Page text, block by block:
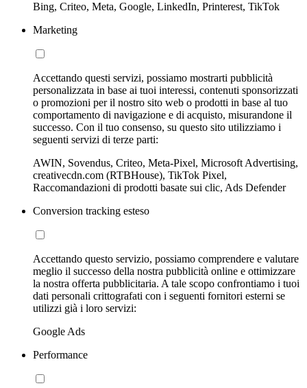
Bing, Criteo, Meta, Google, LinkedIn, Printerest, TikTok
Marketing
Accettando questi servizi, possiamo mostrarti pubblicità
personalizzata in base ai tuoi interessi, contenuti sponsorizzati
o promozioni per il nostro sito web o prodotti in base al tuo
comportamento di navigazione e di acquisto, misurandone il
successo. Con il tuo consenso, su questo sito utilizziamo i
seguenti servizi di terze parti:
AWIN, Sovendus, Criteo, Meta-Pixel, Microsoft Advertising,
creativecdn.com (RTBHouse), TikTok Pixel,
Raccomandazioni di prodotti basate sui clic, Ads Defender
Conversion tracking esteso
Accettando questo servizio, possiamo comprendere e valutare
meglio il successo della nostra pubblicità online e ottimizzare
la nostra offerta pubblicitaria. A tale scopo confrontiamo i tuoi
dati personali crittografati con i seguenti fornitori esterni se
utilizzi già i loro servizi:
Google Ads
Performance